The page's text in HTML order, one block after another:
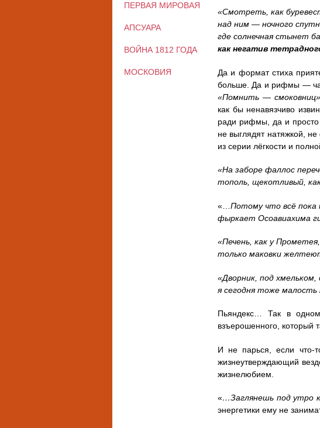
«Смотреть, как
над ним — ночного
где солнечная стынет
как негатив
Да и формат стиха
больше. Да и рифмы —
«Помнить —
как бы ненавязчиво
ради рифмы, да и
не выглядят натяжкой,
из серии лёгкости и
«На заборе фаллос
тополь, щекотливый,
«… Потому что всё пока
фыркает Осоавиахима
«Печень, как у
только маковки
«Дворник, под хмельком,
я сегодня тоже малость
Пьяндекс… Так в
взъерошенного, который
И не парься, если что-
жизнеутверждающий
жизнелюбием.
«…Заглянешь под утро
энергетики ему не
ПЕРВАЯ МИРОВАЯ
АПСУАРА
ВОЙНА 1812 ГОДА
МОСКОВИЯ